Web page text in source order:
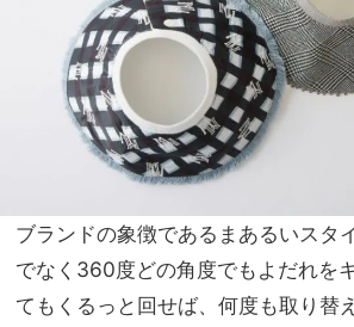
ブランドの象徴であるまあるいスタ
でなく360度どの角度でもよだれを
てもくるっと回せば、何度も取り替